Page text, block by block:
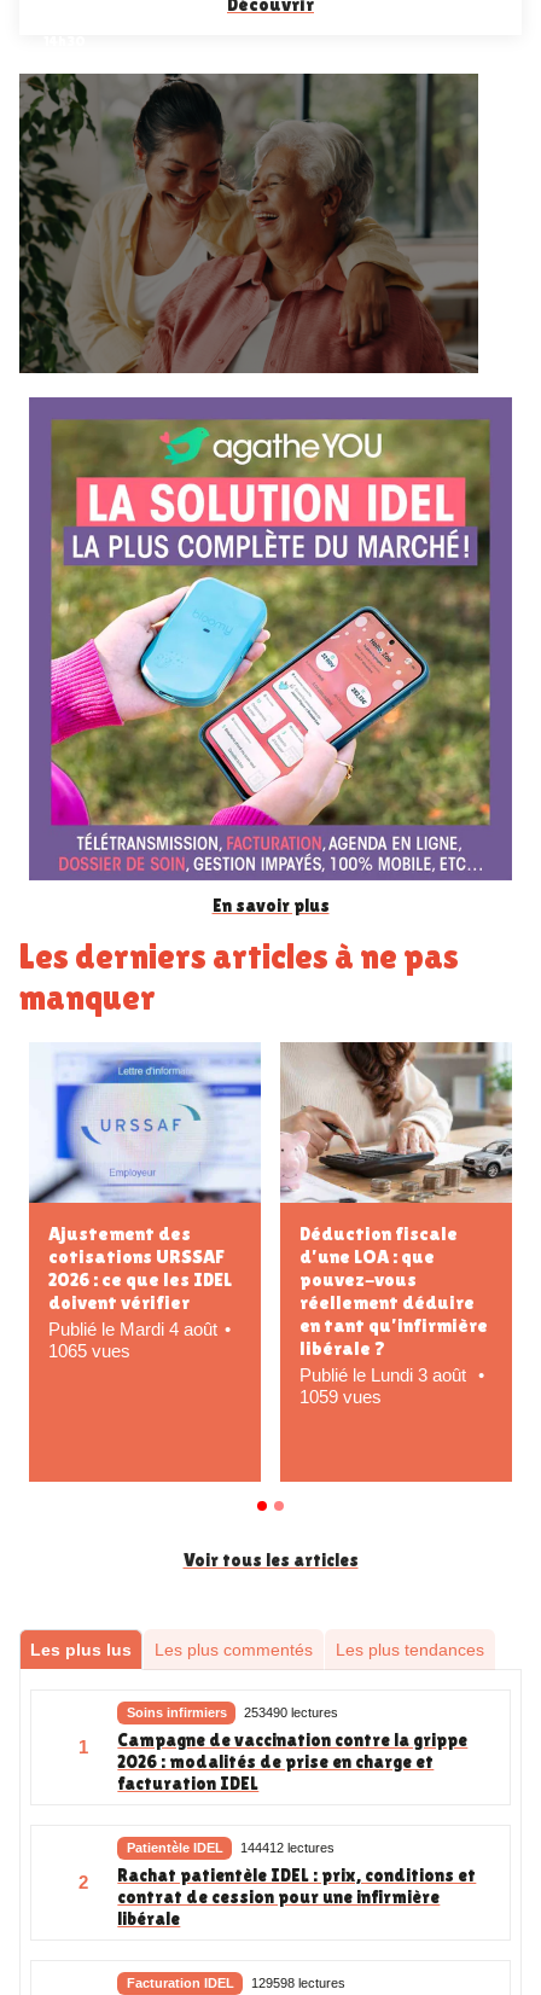
Découvrir
C
f
é
e
n
c
e
En savoir plus
Les derniers articles à ne pas
manquer
Comment choisir son
comptable IDEL ?
Publié le Dimanche 5
juillet
1285 vues
Statut fiscal micro-
BNC vs déclaration
contrôlée (2035) :
quel régime
d’imposition choisir
en tant qu’IDEL ?
Publié le Samedi 4 juillet
38361 vues
Voir tous les articles
Les plus lus Les plus commentés Les plus tendances
1
Soins infirmiers 253490 lectures
Campagne de vaccination contre la grippe
2026 : modalités de prise en charge et
facturation IDEL
2
Patientèle IDEL 144412 lectures
Rachat patientèle IDEL : prix, conditions et
contrat de cession pour une infirmière
libérale
Facturation IDEL 129598 lectures